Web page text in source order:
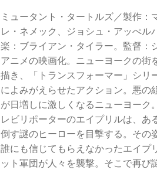
ミュータント・タートルズ／製作：
レ・ネメック、ジョシュ・アッぺ
楽：ブライアン・タイラー。監督：
アニメの映画化。ニューヨークの街
描き、「トランスフォーマー」シリ
によみがえらせたアクション。悪の
が日増しに激しくなるニューヨーク
レビリポーターのエイプリルは、あ
倒す謎のヒーローを目撃する。その
誰にも信じてもらえなかったエイプ
ット軍団が人々を襲撃。そこで再び